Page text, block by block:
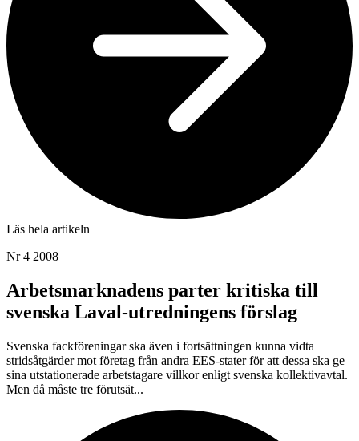
Läs hela artikeln
Nr 4 2008
Arbetsmarknadens parter kritiska till
svenska Laval-utredningens förslag
Svenska fackföreningar ska även i fortsättningen kunna vidta
stridsåtgärder mot företag från andra EES-stater för att dessa ska ge
sina utstationerade arbetstagare villkor enligt svenska kollektivavtal.
Men då måste tre förutsät...